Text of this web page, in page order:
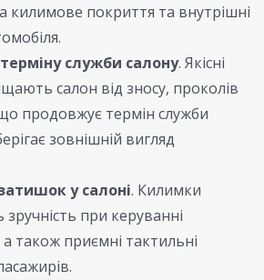
килимове покриття та внутрішні
служби салону. Якісні
салон від зносу, проколів
продовжує термін служби
зовнішній вигляд
у салоні. Килимки
при керуванні
також приємні тактильні